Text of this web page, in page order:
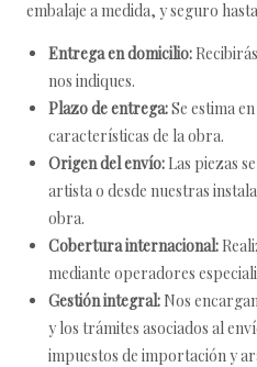
embalaje a medida, y seguro
Entrega en domicilio:
nos indiques.
Plazo de entrega:Se estima
características de la obra.
Origen del envío: Las piezas
artista o desde nuestras
obra.
Cobertura internacional:
mediante operadores
Gestión integral: Nos
y los trámites asociados al
impuestos de importación y